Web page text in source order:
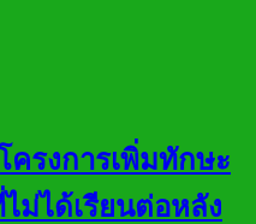
รงการเพิ่มทักษะ
ม่ได้เรียนต่อหลัง